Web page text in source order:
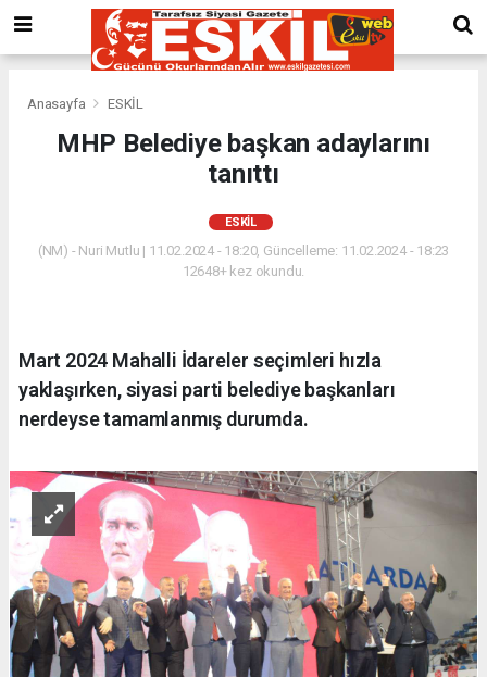
Anasayfa ESKİL
MHP Belediye başkan adaylarını
tanıttı
ESKİL
(NM) - Nuri Mutlu | 11.02.2024 - 18:20, Güncelleme: 11.02.2024 - 18:23
12648+ kez okundu.
Mart 2024 Mahalli İdareler seçimleri hızla
yaklaşırken, siyasi parti belediye başkanları
nerdeyse tamamlanmış durumda.